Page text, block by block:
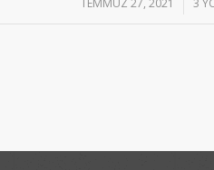
TEMMUZ 27, 2021
/ 3